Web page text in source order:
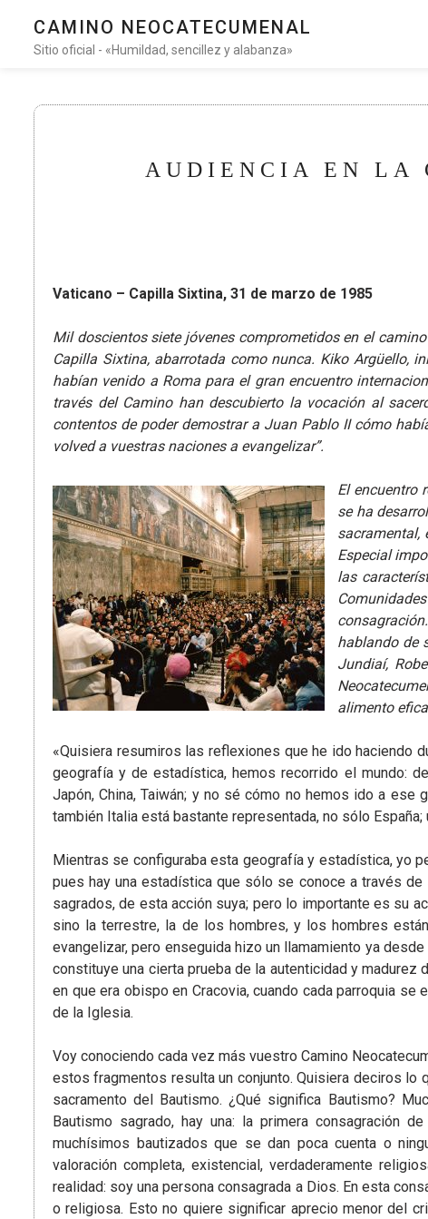
CAMINO NEOCATECUMENAL
Sitio oficial - «Humildad, sencillez y alabanza»
AUDIENCIA EN LA
Vaticano – Capilla Sixtina, 31 de marzo de 1985
Mil doscientos siete jóvenes comprometidos en el
Capilla Sixtina, abarrotada como nunca. Kiko Argüello,
habían venido a Roma para el gran encuentro
través del Camino han descubierto la vocación al
contentos de poder demostrar a Juan Pablo II cómo
volved a vuestras naciones a evangelizar”.
El encuentro
se ha
sacramental,
Especial
las
hablando de
Jundiaí,
alimento
«Quisiera resumiros las reflexiones que he ido haciendo
geografía y de estadística, hemos recorrido el mundo:
Japón, China, Taiwán; y no sé cómo no hemos ido a
también Italia está bastante representada, no sólo
Mientras se configuraba esta geografía y estadística, yo
pues hay una estadística que sólo se conoce a través
sagrados, de esta acción suya; pero lo importante es su
sino la terrestre, la de los hombres, y los hombres
evangelizar, pero enseguida hizo un llamamiento ya
constituye una cierta prueba de la autenticidad y
en que era obispo en Cracovia, cuando cada parroquia
de la Iglesia.
Voy conociendo cada vez más vuestro Camino
estos fragmentos resulta un conjunto. Quisiera deciros lo
sacramento del Bautismo. ¿Qué significa Bautismo?
Bautismo sagrado, hay una: la primera consagración
muchísimos bautizados que se dan poca cuenta o
valoración completa, existencial, verdaderamente
realidad: soy una persona consagrada a Dios. En esta
o religiosa. Esto no quiere significar aprecio menor del